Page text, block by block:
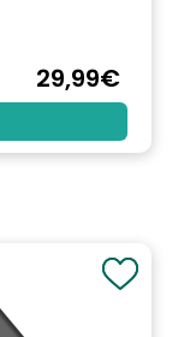
29,99€